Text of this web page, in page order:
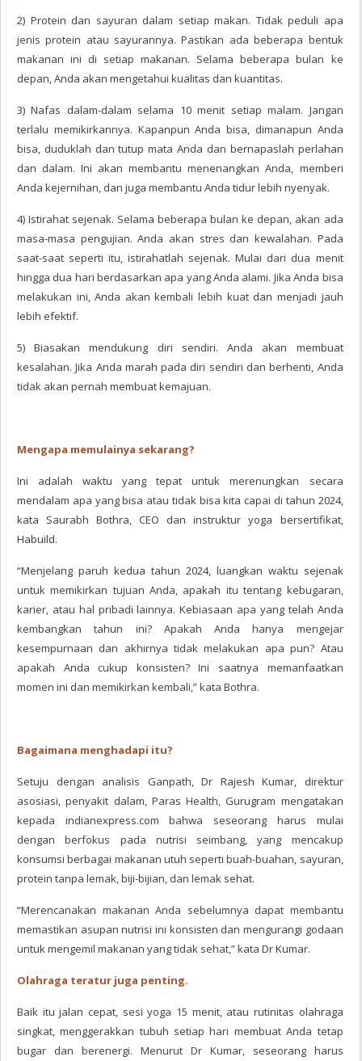
2) Protein dan sayuran dalam setiap makan. Tidak peduli apa
jenis protein atau sayurannya. Pastikan ada beberapa bentuk
makanan ini di setiap makanan. Selama beberapa bulan ke
depan, Anda akan mengetahui kualitas dan kuantitas.
3) Nafas dalam-dalam selama 10 menit setiap malam. Jangan
terlalu memikirkannya. Kapanpun Anda bisa, dimanapun Anda
bisa, duduklah dan tutup mata Anda dan bernapaslah perlahan
dan dalam. Ini akan membantu menenangkan Anda, memberi
Anda kejernihan, dan juga membantu Anda tidur lebih nyenyak.
4) Istirahat sejenak. Selama beberapa bulan ke depan, akan ada
masa-masa pengujian. Anda akan stres dan kewalahan. Pada
saat-saat seperti itu, istirahatlah sejenak. Mulai dari dua menit
hingga dua hari berdasarkan apa yang Anda alami. Jika Anda bisa
melakukan ini, Anda akan kembali lebih kuat dan menjadi jauh
lebih efektif.
5) Biasakan mendukung diri sendiri. Anda akan membuat
kesalahan. Jika Anda marah pada diri sendiri dan berhenti, Anda
tidak akan pernah membuat kemajuan.
Mengapa memulainya sekarang?
Ini adalah waktu yang tepat untuk merenungkan secara
mendalam apa yang bisa atau tidak bisa kita capai di tahun 2024,
kata Saurabh Bothra, CEO dan instruktur yoga bersertifikat,
Habuild.
“Menjelang paruh kedua tahun 2024, luangkan waktu sejenak
untuk memikirkan tujuan Anda, apakah itu tentang kebugaran,
karier, atau hal pribadi lainnya. Kebiasaan apa yang telah Anda
kembangkan tahun ini? Apakah Anda hanya mengejar
kesempurnaan dan akhirnya tidak melakukan apa pun? Atau
apakah Anda cukup konsisten? Ini saatnya memanfaatkan
momen ini dan memikirkan kembali,” kata Bothra.
Bagaimana menghadapi itu?
Setuju dengan analisis Ganpath, Dr Rajesh Kumar, direktur
asosiasi, penyakit dalam, Paras Health, Gurugram mengatakan
kepada indianexpress.com bahwa seseorang harus mulai
dengan berfokus pada nutrisi seimbang, yang mencakup
konsumsi berbagai makanan utuh seperti buah-buahan, sayuran,
protein tanpa lemak, biji-bijian, dan lemak sehat.
“Merencanakan makanan Anda sebelumnya dapat membantu
memastikan asupan nutrisi ini konsisten dan mengurangi godaan
untuk mengemil makanan yang tidak sehat,” kata Dr Kumar.
Olahraga teratur juga penting.
Baik itu jalan cepat, sesi yoga 15 menit, atau rutinitas olahraga
singkat, menggerakkan tubuh setiap hari membuat Anda tetap
bugar dan berenergi. Menurut Dr Kumar, seseorang harus